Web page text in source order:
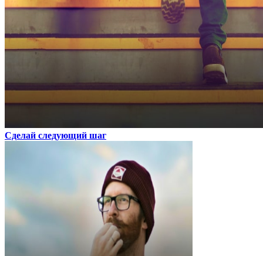
Сделай следующий шаг